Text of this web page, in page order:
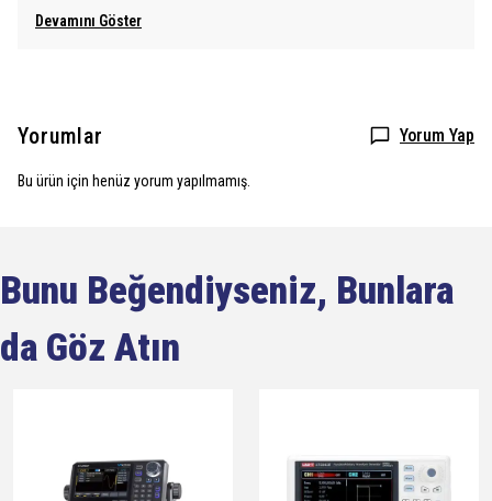
Devamını Göster
Yorumlar Yorum Yap
Bu ürün için henüz yorum yapılmamış.
Bunu Beğendiyseniz, Bunlara
da Göz Atın